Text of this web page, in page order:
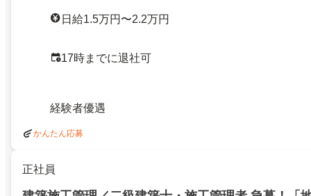
日給1.5万円〜2.2万円
17時までに退社可
経験者優遇
かんたん応募
正社員